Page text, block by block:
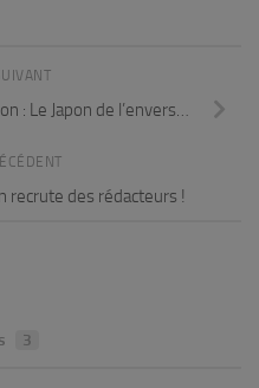
: Le Japon de l’envers…
recrute des rédacteurs !
3